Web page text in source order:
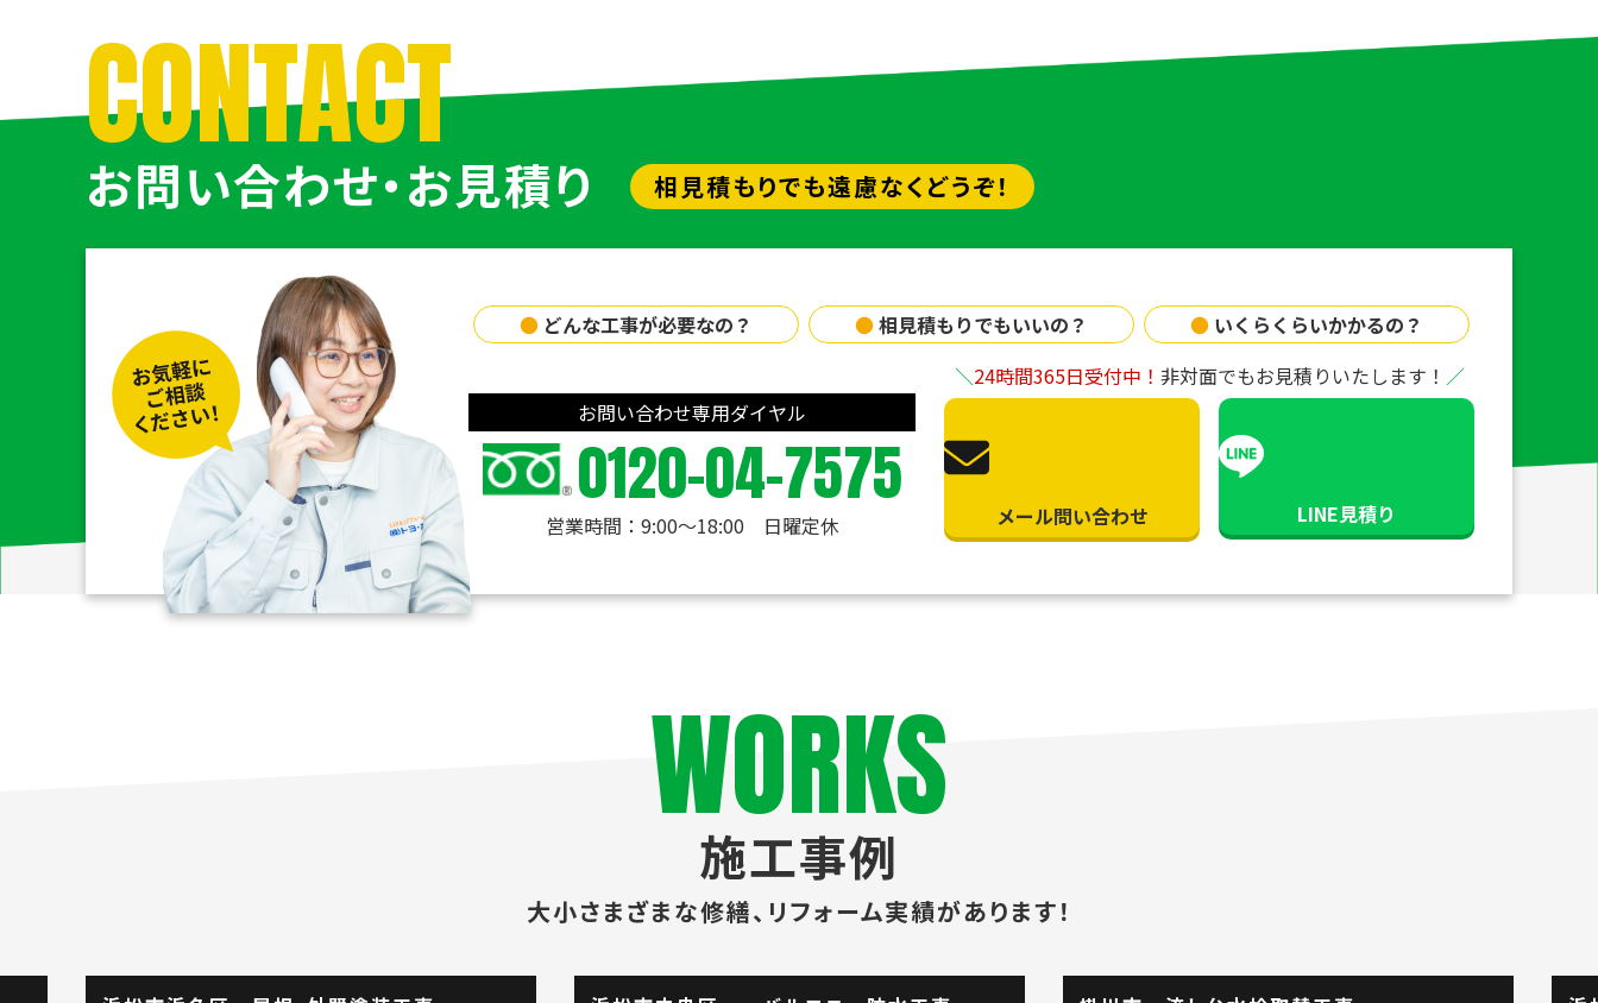
CONTACT
お問い合わせ・お見積り 相見積もりでも遠慮なくどうぞ！
● どんな工事が必要なの？ ●相見積もりでもいいの？ ● いくらくらいかかるの？
お問い合わせ専用ダイヤル
0120-04-7575
営業時間：9:00〜18:00 日曜定休
24時間365日受付中！ 非対面でもお見積りいたします！
メール問い合わせ LINE見積り
WORKS
施工事例
大小さまざまな修繕、 リフォーム実績があります！